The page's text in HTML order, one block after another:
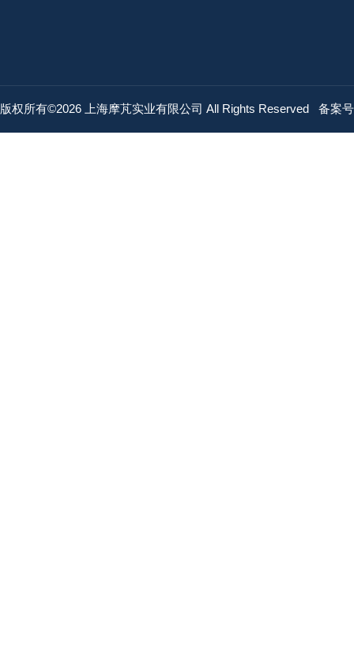
版权所有©2026 上海摩芃实业有限公司 All Rights Reserved 备案